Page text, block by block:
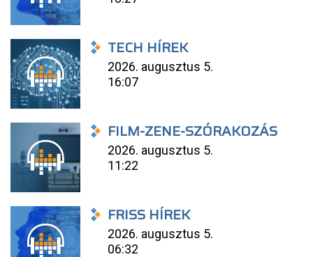
TECH HÍREK
2026. augusztus 5.
16:07
FILM-ZENE-SZÓRAKOZÁS
2026. augusztus 5.
11:22
FRISS HÍREK
2026. augusztus 5.
06:32